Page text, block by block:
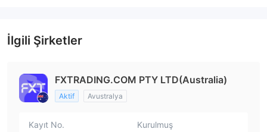
İlgili Şirketler
FXTRADING.COM PTY LTD(Australia)
Aktif Avustralya
Kayıt No.
Kurulmuş